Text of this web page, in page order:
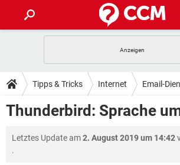
ANDROID IOS
WINDOWS 10
TIPPS & TRICKS
SPIELE
ANDROID IOS
WINDOWS 10
DOWNLOADS
FORUM
Tipps & Tricks Internet Email-
Thunderbird: Sprache
Letztes Update am2. August 2019 um 14:42
.